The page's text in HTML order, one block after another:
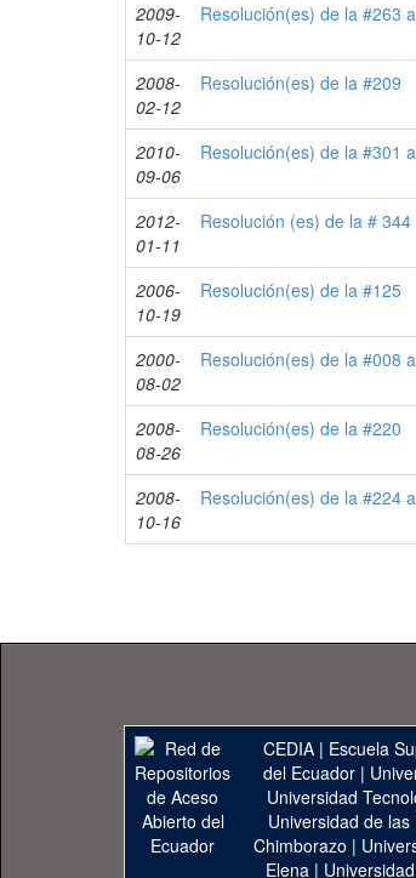
2009-
10-12
Resolución(es) de la #263
2008-
02-12
Resolución(es) de la #209
2010-
09-06
Resolución(es) de la #301
2012-
01-11
Resolución (es) de la # 344
2006-
10-19
Resolución(es) de la #125
2000-
08-02
Resolución(es) de la #008
2008-
08-26
Resolución(es) de la #220
2008-
10-16
Resolución(es) de la #224
CEDIA | Escuela
del Ecuador|
Universidad
Universidad de
Chimborazo |
Elena |